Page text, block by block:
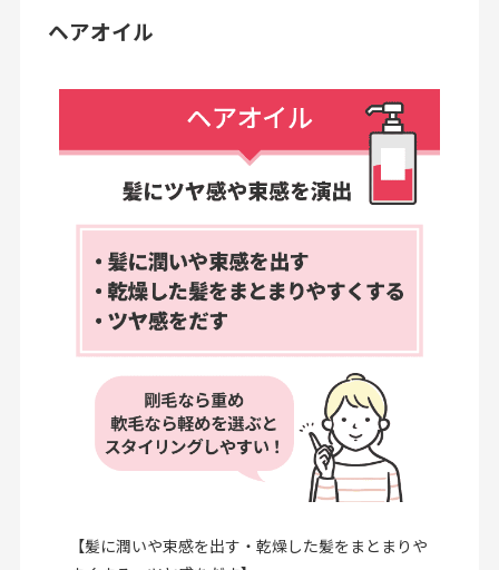
ヘアオイル
【髪に潤いや束感を出す・乾燥した髪をまとまりや